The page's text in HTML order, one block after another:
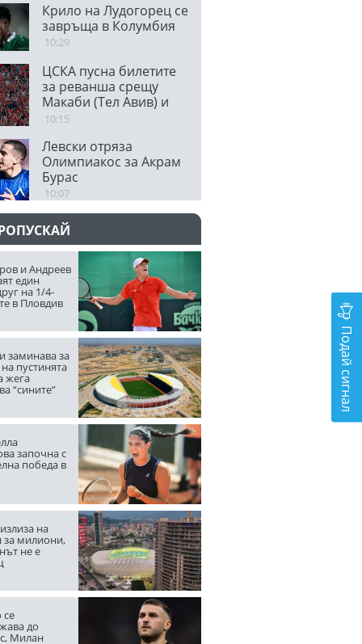
Крило на Лудогорец се
завръща в Колумбия
10:29
ЦСКА пусна билетите
за реванша срещу
Макаби (Тел Авив) и
призова феновете да
Националния стадион
10:15
Левски отряза
Олимпиакос за Акрам
Бурас
10:07
и Андреев
един
на 1/4-
в Пловдив
заминава за
пустинята
жега
“сините”
започна с
победа в
на
за милиони,
не е
се
до
Милан
Подай сигнал